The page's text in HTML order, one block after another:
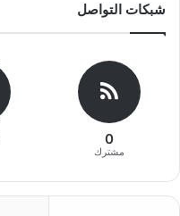
شبكات التواصل
0
مشترك